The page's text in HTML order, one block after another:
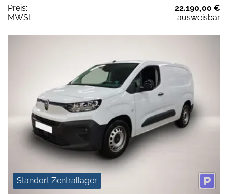
Preis:
22.190,00 €
MWSt:
ausweisbar
Standort Zentrallager